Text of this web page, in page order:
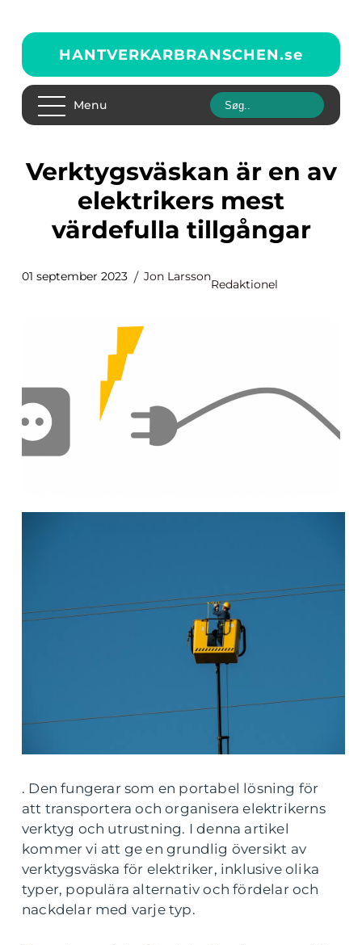
HANTVERKARBRANSCHEN.se
Menu
Verktygsväskan är en av
elektrikers mest
värdefulla tillgångar
01 september 2023 Jon Larsson
Redaktionel
. Den fungerar som en portabel lösning för
att transportera och organisera elektrikerns
verktyg och utrustning. I denna artikel
kommer vi att ge en grundlig översikt av
verktygsväska för elektriker, inklusive olika
typer, populära alternativ och fördelar och
nackdelar med varje typ.